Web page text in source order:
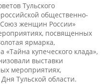
Тульского
общественно-
женщин России»
посвященных
ярмарка,
«Тайна купеческого клада»,
выставки
мероприятиях,
Тульской области.